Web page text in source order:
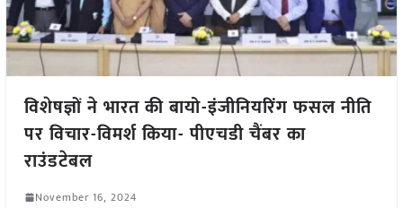
विशेषज्ञों ने भारत की बायो-इंजीनियरिंग फसल नीति
पर विचार-विमर्श किया- पीएचडी चैंबर का
राउंडटेबल
November 16, 2024